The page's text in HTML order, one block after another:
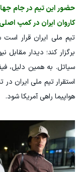
حضور این تیم در جام
کاروان ایران در کمپ
تیم ملی ایران قرار
برگزار کند؛ دیدار
سیاتل. به همین دلیل،
استقرار تیم ملی ایران در
هواپیما راهی آمریکا شود.